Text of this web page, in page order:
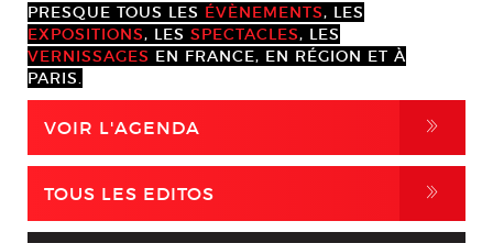
PRESQUE TOUS LES ÉVÈNEMENTS, LES
EXPOSITIONS, LES SPECTACLES, LES
VERNISSAGES EN FRANCE, EN RÉGION ET À
PARIS.
VOIR L'AGENDA ,
TOUS LES EDITOS ,